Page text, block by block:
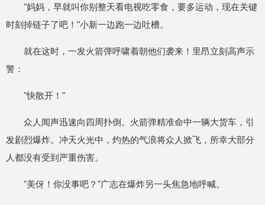
"妈妈，早就叫你别整天看电视吃零食，要多运动，现在关键
时刻掉链子了吧！"小新一边跑一边吐槽。
就在这时，一发火箭弹呼啸着朝他们袭来！里昂立刻高声示
警：
"快散开！"
众人闻声迅速向四周扑倒。火箭弹精准命中一辆大货车，引
发剧烈爆炸。冲天火光中，灼热的气浪将众人掀飞，所幸大部分
人都没有受到严重伤害。
"美伢！你没事吧？"广志在爆炸另一头焦急地呼喊。